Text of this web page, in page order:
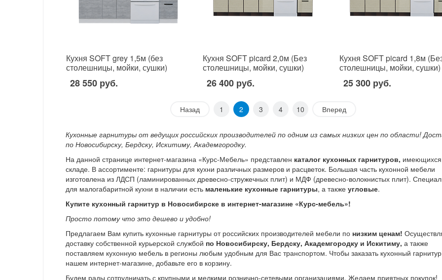
Кухня SOFT grey 1,5м (без
столешницы, мойки, сушки)
28 550 руб.
Кухня SOFT picard 2,0м (Без
столешницы, мойки, сушки)
26 400 руб.
Кухня SOFT picard 1,8м
столешницы, мойки, сушки)
25 300 руб.
Назад 1 2 3 4 10 Вперед
Кухонные гарнитуры от ведущих российских производителей по одним из самых низких цен по области!
по Новосибирску, Бердску, Искитиму, Академгородку.
На данной странице интернет-магазина «Курс-Мебель» представлен каталог кухонных гарнитуров,
складе. В ассортименте: гарнитуры для кухни различных размеров и расцветок. Большая часть кухонной мебели
изготовлена из ЛДСП (ламинированных древесно-стружечных плит) и МДФ (древесно-волокнистых плит).
для малогабаритной кухни в наличии есть маленькие кухонные гарнитуры, а также угловые.
Купите кухонный гарнитур в Новосибирске в интернет-магазине «Курс-мебель»!
Просто потому что это дешево и удобно!
Предлагаем Вам купить кухонные гарнитуры от российских производителей мебели по низким ценам!
доставку собственной курьерской службой по Новосибирску, Бердску, Академгородку и Искитиму, а также
поставляем кухонную мебель в регионы любым удобным для Вас транспортом. Чтобы заказать кухонный
нашем интернет-магазине, добавьте его в корзину.
Будем рады сотрудничать с крупными и мелкими рознично-сетевыми организациями. Желаем приятных покупок!